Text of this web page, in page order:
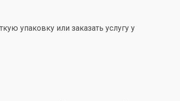
упаковку или заказать услугу у